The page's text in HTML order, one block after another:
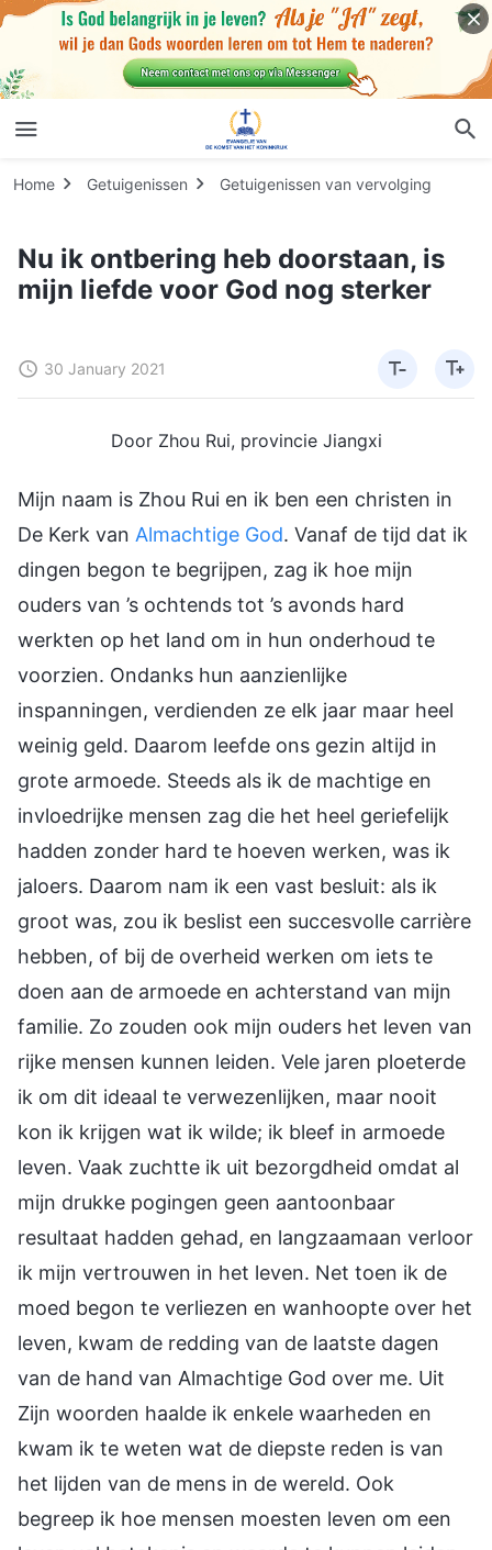
Home Getuigenissen Getuigenissen van vervolging
Nu ik ontbering heb doorstaan, is
mijn liefde voor God nog sterker
30 January 2021
Door Zhou Rui, provincie Jiangxi
Mijn naam is Zhou Rui en ik ben een christen in
De Kerk van Almachtige God. Vanaf de tijd dat ik
dingen begon te begrijpen, zag ik hoe mijn
ouders van ’s ochtends tot ’s avonds hard
werkten op het land om in hun onderhoud te
voorzien. Ondanks hun aanzienlijke
inspanningen, verdienden ze elk jaar maar heel
weinig geld. Daarom leefde ons gezin altijd in
grote armoede. Steeds als ik de machtige en
invloedrijke mensen zag die het heel geriefelijk
hadden zonder hard te hoeven werken, was ik
jaloers. Daarom nam ik een vast besluit: als ik
groot was, zou ik beslist een succesvolle carrière
hebben, of bij de overheid werken om iets te
doen aan de armoede en achterstand van mijn
familie. Zo zouden ook mijn ouders het leven van
rijke mensen kunnen leiden. Vele jaren ploeterde
ik om dit ideaal te verwezenlijken, maar nooit
kon ik krijgen wat ik wilde; ik bleef in armoede
leven. Vaak zuchtte ik uit bezorgdheid omdat al
mijn drukke pogingen geen aantoonbaar
resultaat hadden gehad, en langzaamaan verloor
ik mijn vertrouwen in het leven. Net toen ik de
moed begon te verliezen en wanhoopte over het
leven, kwam de redding van de laatste dagen
van de hand van Almachtige God over me. Uit
Zijn woorden haalde ik enkele waarheden en
kwam ik te weten wat de diepste reden is van
het lijden van de mens in de wereld. Ook
begreep ik hoe mensen moesten leven om een